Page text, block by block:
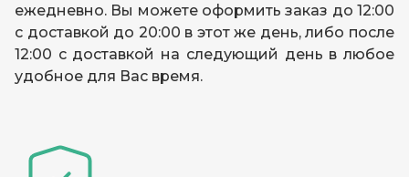
ежедневно. Вы можете оформить заказ до 12:00
с доставкой до 20:00 в этот же день, либо после
12:00 с доставкой на следующий день в любое
удобное для Вас время.